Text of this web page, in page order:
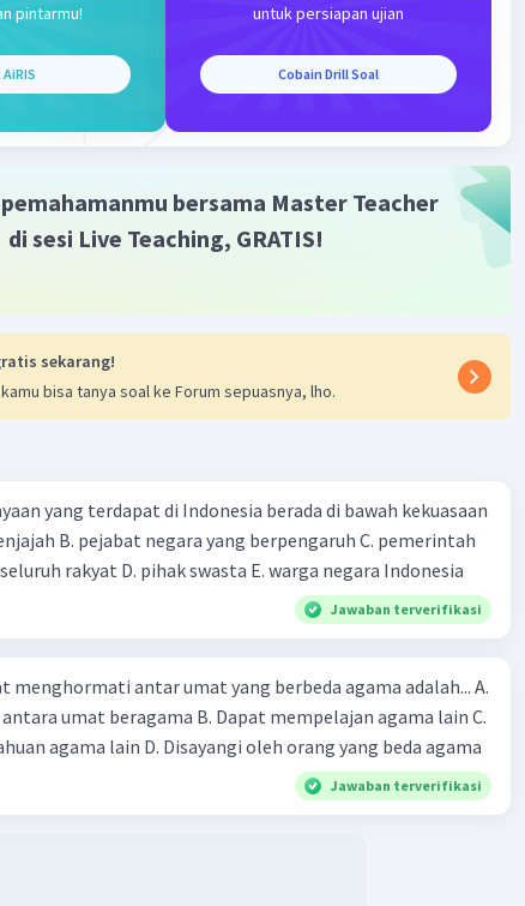
pintarmu!
untuk persiapan ujian
Cobain Drill Soal
bersama Master Teacher
di sesi Live Teaching, GRATIS!
sekarang!
bisa tanya soal ke Forum sepuasnya, lho.
yang terdapat di Indonesia berada di bawah kekuasaan
rakyat D. pihak swasta E. warga negara Indonesia
Jawaban terverifikasi
antar umat yang berbeda agama adalah... A.
umat beragama B. Dapat mempelajan agama lain C.
agama lain D. Disayangi oleh orang yang beda agama
Jawaban terverifikasi